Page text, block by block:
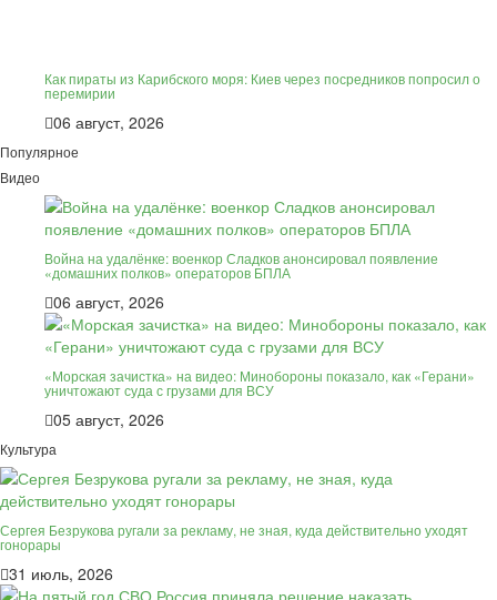
Как пираты из Карибского моря: Киев через посредников попросил о
перемирии
06 август, 2026
Популярное
Видео
Война на удалёнке: военкор Сладков анонсировал появление
«домашних полков» операторов БПЛА
06 август, 2026
«Морская зачистка» на видео: Минобороны показало, как «Герани»
уничтожают суда с грузами для ВСУ
05 август, 2026
Культура
Сергея Безрукова ругали за рекламу, не зная, куда действительно уходят
гонорары
31 июль, 2026